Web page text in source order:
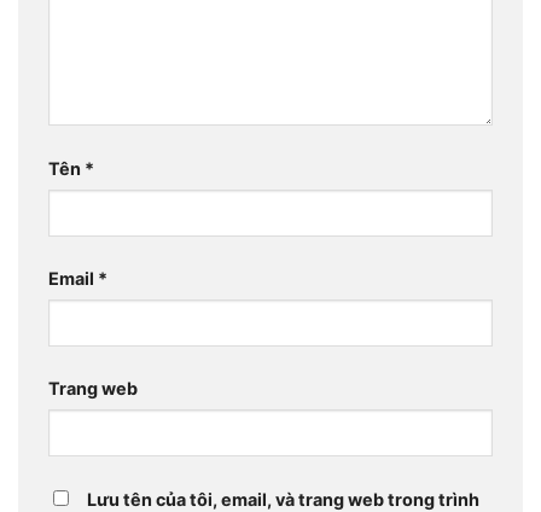
Tên *
Email *
Trang web
Lưu tên của tôi, email, và trang web trong trình